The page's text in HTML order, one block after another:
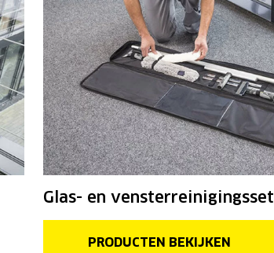
Glas- en vensterreinigingsset
PRODUCTEN BEKIJKEN